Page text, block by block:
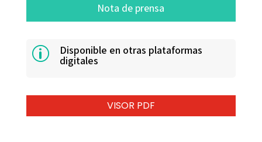
Nota de prensa
p Disponible en otras plataformas
digitales
VISOR PDF